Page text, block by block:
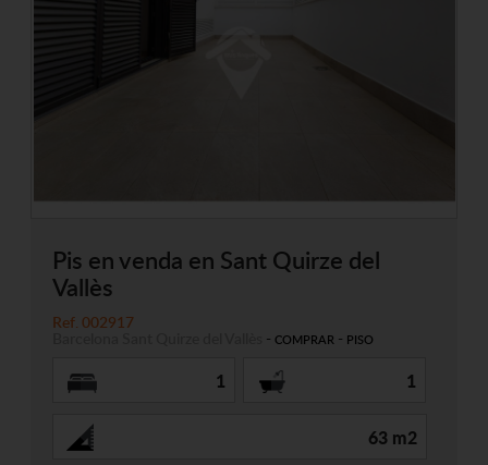
Pis en venda en Sant Quirze del
Vallès
Ref. 002917
- COMPRAR - PISO
1 1
63 m2